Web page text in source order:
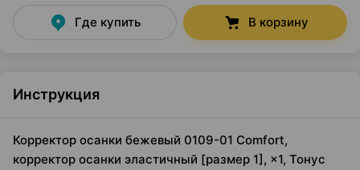
Где купить В корзину
Инструкция
Корректор осанки бежевый 0109-01 Comfort,
корректор осанки эластичный [размер 1], ×1, Тонус